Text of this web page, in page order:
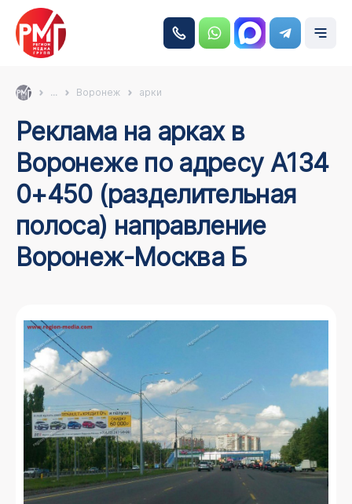
... Воронеж арки
Реклама на арках в
Воронеже по адресу А134
0+450 (разделительная
полоса) направление
Воронеж-Москва Б